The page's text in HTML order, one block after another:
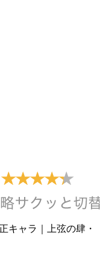
キャラ｜上弦の肆・